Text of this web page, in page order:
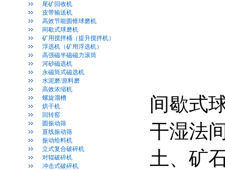
尾矿回收机
皮带输送机
高效节能圆锥球磨机
间歇式球磨机
矿用搅拌桶（提升搅拌机）
浮选机（矿用浮选机）
高强磁半磁磁力滚筒
河砂磁选机
永磁筒式磁选机
水泥磨/原料磨
高效浓缩机
螺旋溜槽
烘干机
回转窑
圆振动筛
直线振动筛
振动给料机
立式复合破碎机
对辊破碎机
冲击式破碎机
间歇式
干湿法
土、矿